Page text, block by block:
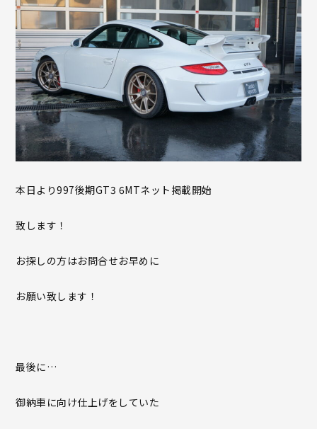
本日より997後期GT3 6MTネット掲載開始
致します！
お探しの方はお問合せお早めに
お願い致します！
最後に…
御納車に向け仕上げをしていた